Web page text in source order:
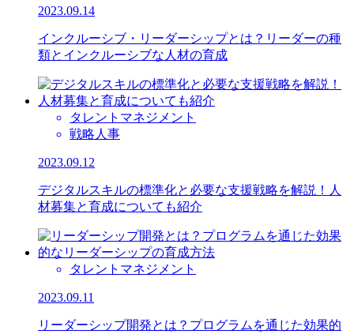
2023.09.14
インクルーシブ・リーダーシップとは？リーダーの種
類とインクルーシブな人材の育成
タレントマネジメント
戦略人事
2023.09.12
デジタルスキルの標準化と必要な支援戦略を解説！人
材募集と育成についても紹介
タレントマネジメント
2023.09.11
リーダーシップ開発とは？プログラムを通じた効果的